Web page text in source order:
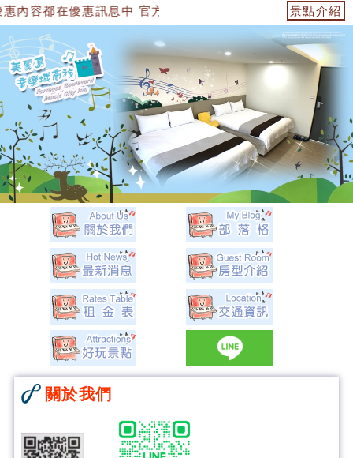
內容都在優惠訊息中 官方網站：https:// 景點介紹
關於我們